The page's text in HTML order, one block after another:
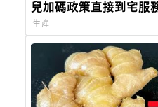
兒加碼政策直接到宅服
生產